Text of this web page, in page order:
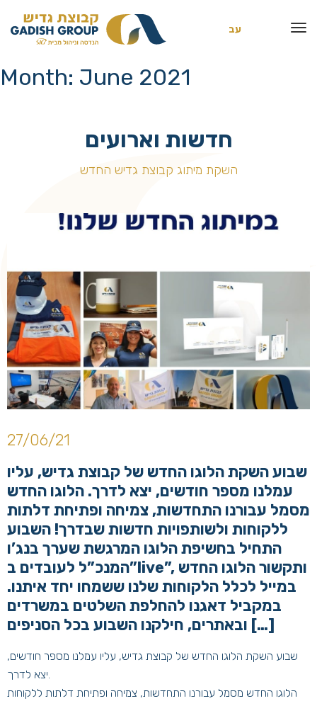
עב
Month: June 2021
חדשות וארועים
השקת מיתוג קבוצת גדיש החדש
27/06/21
שבוע השקת הלוגו החדש של קבוצת גדיש, עליו
עמלנו מספר חודשים, יצא לדרך. הלוגו החדש
מסמל עבורנו התחדשות, צמיחה ופתיחת דלתות
ללקוחות ולשותפויות חדשות שבדרך! השבוע
התחיל בחשיפת הלוגו המרגשת שערך בנג’ו
המנכ”ל לעובדים ב”live”, ותקשור הלוגו החדש
במייל לכלל הלקוחות שלנו ששמחו יחד איתנו.
במקביל דאגנו להחלפת השלטים במשרדים
ובאתרים, חילקנו השבוע בכל הסניפים […]
שבוע השקת הלוגו החדש של קבוצת גדיש, עליו עמלנו מספר חודשים,
יצא לדרך.
הלוגו החדש מסמל עבורנו התחדשות, צמיחה ופתיחת דלתות ללקוחות